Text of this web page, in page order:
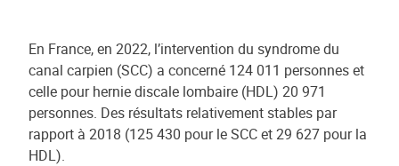
En France, en 2022, l’intervention du syndrome du
canal carpien (SCC) a concerné 124 011 personnes et
celle pour hernie discale lombaire (HDL) 20 971
personnes. Des résultats relativement stables par
rapport à 2018 (125 430 pour le SCC et 29 627 pour la
HDL).